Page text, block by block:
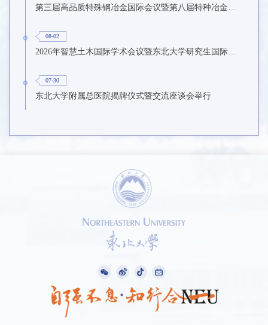
08-02
2026年智慧土木国际学术会议暨东北大学研究生国际暑期学校第九期在东北大学召开
07-30
东北大学附属总医院揭牌仪式暨交流座谈会举行
10